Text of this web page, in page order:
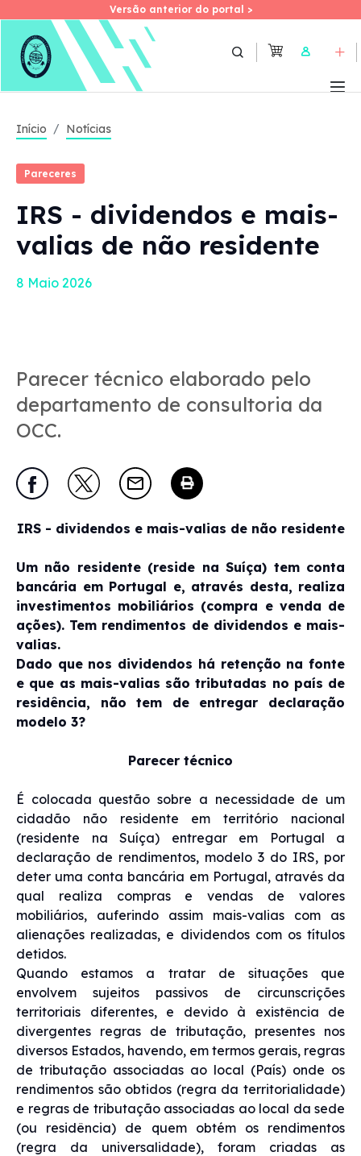
Skip
Versão anterior do portal >
Versão anterior do portal >
User
Início Notícias
Pareceres
IRS - dividendos e mais-
valias de não residente
8 Maio 2026
Parecer técnico elaborado pelo
departamento de consultoria da
OCC.
IRS - dividendos e mais-valias de não residente
Um não residente (reside na Suíça) tem conta
bancária em Portugal e, através desta, realiza
investimentos mobiliários (compra e venda de
ações). Tem rendimentos de dividendos e mais-
valias.
Dado que nos dividendos há retenção na fonte
e que as mais-valias são tributadas no país de
residência, não tem de entregar declaração
modelo 3?
Parecer técnico
É colocada questão sobre a necessidade de um
cidadão não residente em território nacional
(residente na Suíça) entregar em Portugal a
declaração de rendimentos, modelo 3 do IRS, por
deter uma conta bancária em Portugal, através da
qual realiza compras e vendas de valores
mobiliários, auferindo assim mais-valias com as
alienações realizadas, e dividendos com os títulos
detidos.
Quando estamos a tratar de situações que
envolvem sujeitos passivos de circunscrições
territoriais diferentes, e devido à existência de
divergentes regras de tributação, presentes nos
diversos Estados, havendo, em termos gerais, regras
de tributação associadas ao local (País) onde os
rendimentos são obtidos (regra da territorialidade)
e regras de tributação associadas ao local da sede
(ou residência) de quem obtém os rendimentos
(regra da universalidade), foram criadas as